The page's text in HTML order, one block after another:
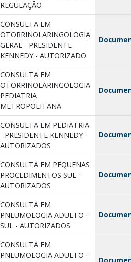
REGULAÇÃO
CONSULTA EM
OTORRINOLARINGOLOGIA
GERAL - PRESIDENTE
KENNEDY - AUTORIZADO
CONSULTA EM
OTORRINOLARINGOLOGIA
PEDIATRIA
METROPOLITANA
CONSULTA EM PEDIATRIA
- PRESIDENTE KENNEDY -
AUTORIZADOS
CONSULTA EM PEQUENAS
PROCEDIMENTOS SUL -
AUTORIZADOS
CONSULTA EM
PNEUMOLOGIA ADULTO -
SUL - AUTORIZADOS
CONSULTA EM
PNEUMOLOGIA ADULTO -